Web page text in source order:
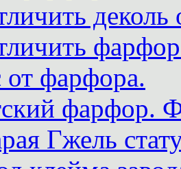
от фарфора.
фарфор.
Гжель